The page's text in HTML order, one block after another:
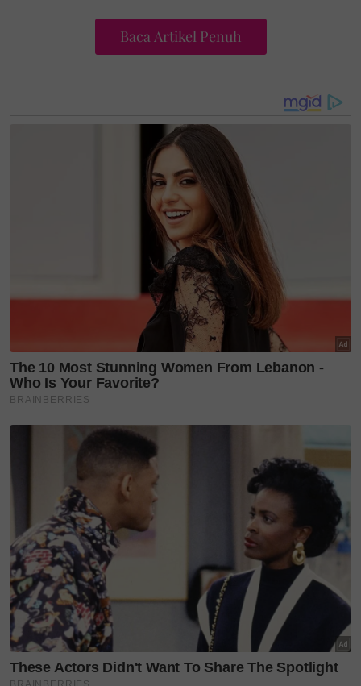
1-Suhaimi dan keluarga dari Kemaman, Terengganu
2-Ketika berada di agrofarm itu, kanak-kanak itu
difahamkan mahu melihat dan bergambar dengan
3-Penjaga kuda memaklumkan ia boleh ditunggang
dengan bayaran tiket.
4-Si bapa membenarkan mangsa menunggang kuda
sambil dikawal penjaga.
5-Sebaik selesai, penjaga kandang memanggil kami
untuk bergambar dalam kawasan berpagar tempat
menunggang. Si bapa dan ibu bersetuju dan
bergambar bersama anak mereka.
Baca Artikel Penuh